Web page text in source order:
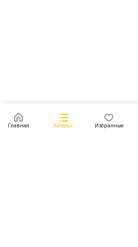
Главная Каталог Избранные